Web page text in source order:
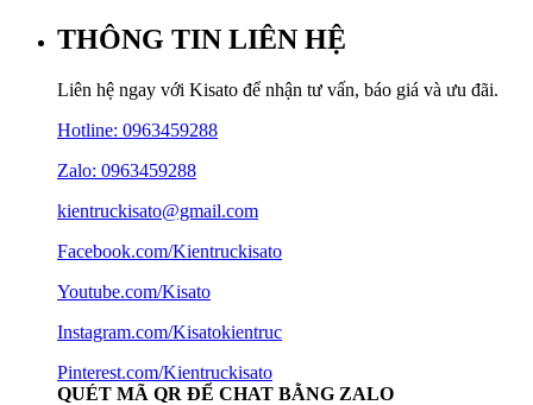
THÔNG TIN LIÊN HỆ
Liên hệ ngay với Kisato để nhận tư vấn, báo giá và ưu đãi.
Hotline: 0963459288
Zalo: 0963459288
kientruckisato@gmail.com
Facebook.com/Kientruckisato
Youtube.com/Kisato
Instagram.com/Kisatokientruc
Pinterest.com/Kientruckisato
QUÉT MÃ QR ĐỂ CHAT BẰNG ZALO